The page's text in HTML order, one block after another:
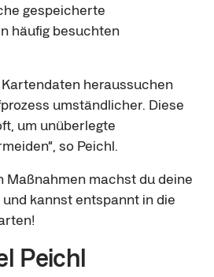
gespeicherte
häufig besuchten
Kartendaten heraussuchen
umständlicher. Diese
um unüberlegte
so Peichl.
Maßnahmen machst du deine
kannst entspannt in die
Peichl